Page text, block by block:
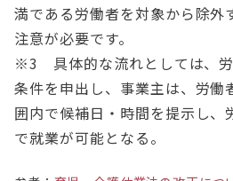
満である労働者を対象から除外
注意が必要です。
※3 具体的な流れとしては、
条件を申出し、事業主は、労働
囲内で候補日・時間を提示し、
で就業が可能となる。